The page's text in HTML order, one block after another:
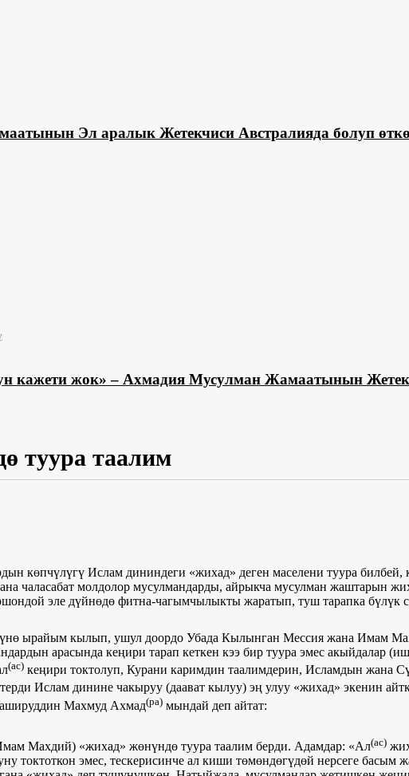
Эл аралык Жетекчиси Австралияда болуп
кажети жок» – Ахмадия Мусулман Жамаатынын
туура таалим
көпчүлүгү Ислам дининдеги «жихад» деген маселени туура
чаласабат молдолор мусулмандарды, айрыкча мусулман жаштарын
эле дүйнөдө фитна-чагымчылыкты жаратып, туш тарапка
ырайым кылып, ушул доордо Убада Кылынган Мессия жана Имам
арасында кеңири тарап кеткен кээ бир туура эмес акыйдалар
(ас) кеңири токтолуп, Курани каримдин таалимдерин, Исламдын жана
Ислам динине чакыруу (даават кылуу) эң улуу «жихад» экенин
Махмуд Ахмад(ра) мындай деп айтат:
Махдий) «жихад» жөнүндө туура таалим берди. Адамдар: «Ал(ас)
токтоткон эмес, тескерисинче ал киши төмөндөгүдөй нерсеге